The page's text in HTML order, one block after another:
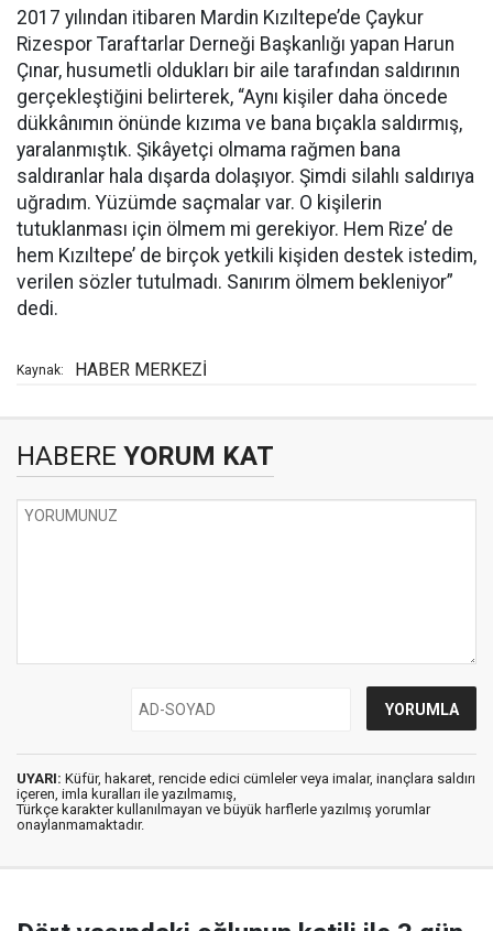
2017 yılından itibaren Mardin Kızıltepe’de Çaykur
Rizespor Taraftarlar Derneği Başkanlığı yapan Harun
Çınar, husumetli oldukları bir aile tarafından saldırının
gerçekleştiğini belirterek, “Aynı kişiler daha öncede
dükkânımın önünde kızıma ve bana bıçakla saldırmış,
yaralanmıştık. Şikâyetçi olmama rağmen bana
saldıranlar hala dışarda dolaşıyor. Şimdi silahlı saldırıya
uğradım. Yüzümde saçmalar var. O kişilerin
tutuklanması için ölmem mi gerekiyor. Hem Rize’ de
hem Kızıltepe’ de birçok yetkili kişiden destek istedim,
verilen sözler tutulmadı. Sanırım ölmem bekleniyor”
dedi.
Kaynak: HABER MERKEZİ
HABERE YORUM KAT
UYARI: Küfür, hakaret, rencide edici cümleler veya imalar, inançlara saldırı
içeren, imla kuralları ile yazılmamış,
Türkçe karakter kullanılmayan ve büyük harflerle yazılmış yorumlar
onaylanmamaktadır.